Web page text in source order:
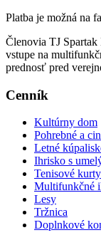
Platba je možná na
Členovia TJ
vstupe na
prednosť pred
Cenník
Kultúrny dom
Pohrebné a
Letné
Ihrisko s
Tenisové kurty
Multifunkčné
Lesy
Tržnica
Doplnkové